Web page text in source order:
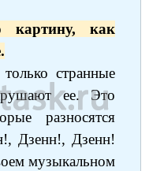
картину, как
странные
ее. Это
разносятся
Дзенн!, Дзенн!
музыкальном